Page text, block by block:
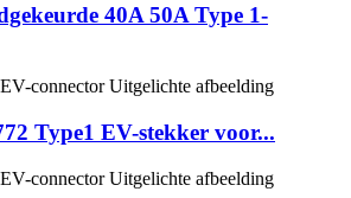
40A 50A Type 1-
Type1 EV-stekker voor...